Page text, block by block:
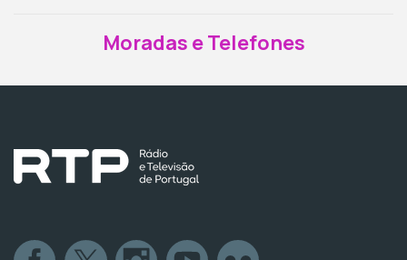
Moradas e Telefones